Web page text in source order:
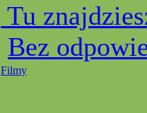
Tu
Bez
Filmy